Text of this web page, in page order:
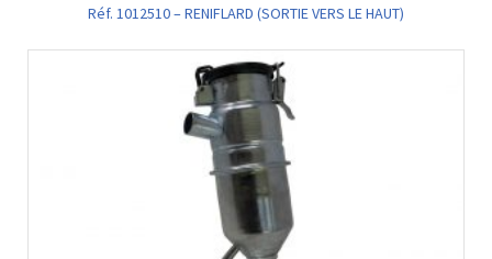
Réf. 1012510 – RENIFLARD (SORTIE VERS LE HAUT)